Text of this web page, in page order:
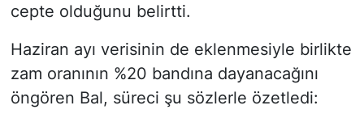
cepte olduğunu belirtti.
Haziran ayı verisinin de eklenmesiyle birlikte
zam oranının %20 bandına dayanacağını
öngören Bal, süreci şu sözlerle özetledi: